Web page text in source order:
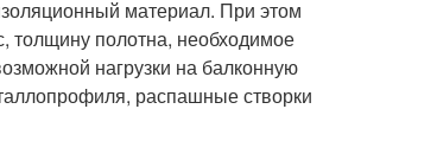
материал. При этом
толщину полотна, необходимое
нагрузки на балконную
распашные створки